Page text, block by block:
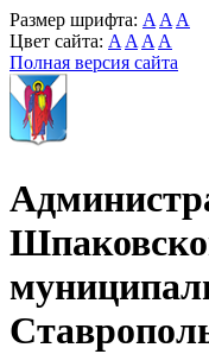
Размер шрифта: A A A
Цвет сайта: A A A A
Полная версия сайта